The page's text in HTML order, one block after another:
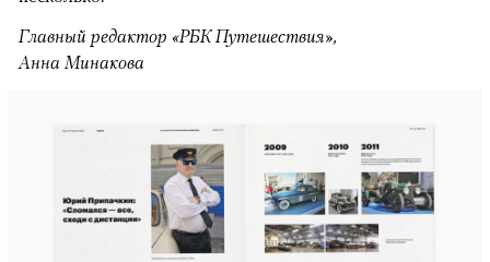
Главный редактор «РБК Путешествия»,
Анна Минакова